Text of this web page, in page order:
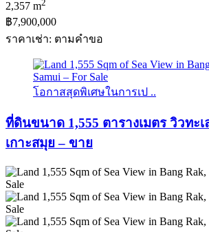
2,357 m2
฿7,900,000
ราคาเช่า: ตามคําขอ
โอกาสสุดพิเศษในการเป ..
ที่ดินขนาด 1,555 ตารางเมตร วิวทะเ
เกาะสมุย – ขาย